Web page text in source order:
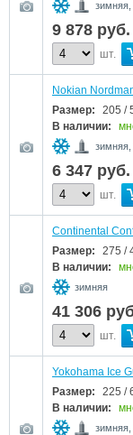
9 878 руб.
шт.
Nokian
Размер:
205 /
В наличии:
6 347 руб.
шт.
Continental
Размер:
275 /
В наличии:
зимняя
41 306
шт.
Yokohama Ice
Размер:
225 /
В наличии: